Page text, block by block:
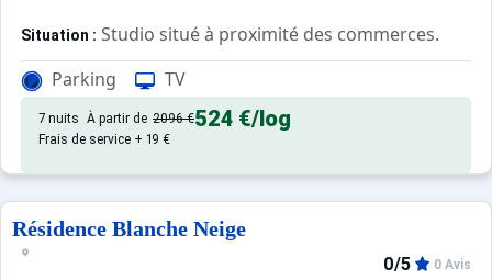
Situation : Studio situé à proximité des commerces.
Appartement de particulier :
Parking TV
7 nuits À partir de 2096 €524 €/log
Frais de service + 19 €
Résidence Blanche Neige
0/5 0 Avis